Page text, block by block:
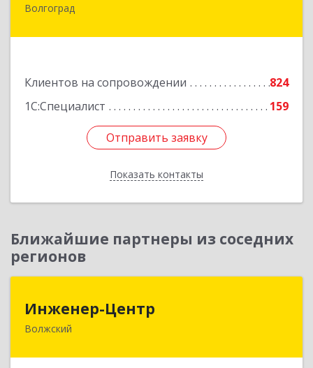
Волгоград
Клиентов на сопровождении
824
1С:Специалист
159
Отправить заявку
Показать контакты
400001, Волгоградская обл, Волгоград г, им
Отправить заявку
Назад
Ближайшие партнеры из соседних
регионов
Инженер-Центр
Волжский404120, Волгоградская обл, Волжский г, им